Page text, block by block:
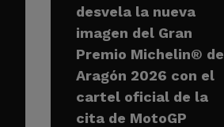
desvela la nueva
imagen del Gran
Premio Michelin® de
Aragón 2026 con el
cartel oficial de la
cita de MotoGP